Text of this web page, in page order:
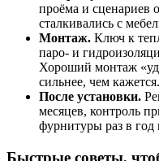
проёма и сценариев
сталкивались с
Монтаж. Ключ к
паро- и
Хороший монтаж
сильнее, чем кажется.
После установки.
месяцев, контроль
фурнитуры раз в
Быстрые советы,